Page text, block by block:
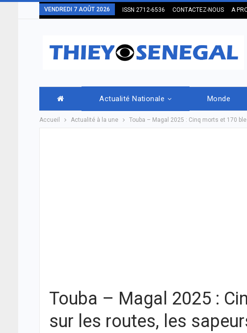
VENDREDI 7 AOÛT 2026 ISSN 2712-6536 CONTACTEZ-NOUS A
Actualité Nationale Monde
Accueil Actualité à la une Touba – Magal 2025 : Cinq morts et 170
Touba – Magal 2025 :
sur les routes, les